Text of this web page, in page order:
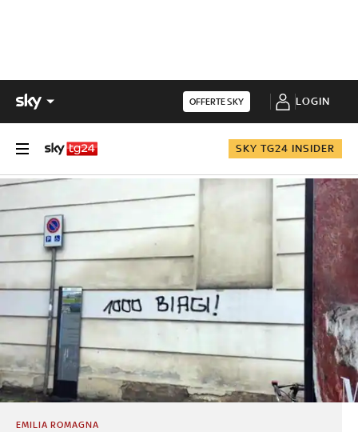
OFFERTE SKY LOGIN
SKY TG24 INSIDER
EMILIA ROMAGNA